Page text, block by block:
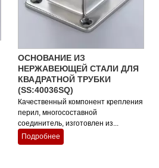
ОСНОВАНИЕ ИЗ
НЕРЖАВЕЮЩЕЙ СТАЛИ ДЛЯ
КВАДРАТНОЙ ТРУБКИ
(SS:40036SQ)
Качественный компонент крепления
перил, многосоставной
соединитель, изготовлен из...
Подробнее